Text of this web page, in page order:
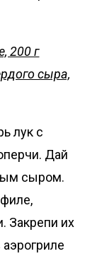
200 г
сыра,
лук с
Дай
сыром.
Закрепи их